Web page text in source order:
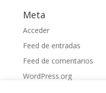
Meta
Acceder
Feed de entradas
Feed de comentarios
WordPress.org